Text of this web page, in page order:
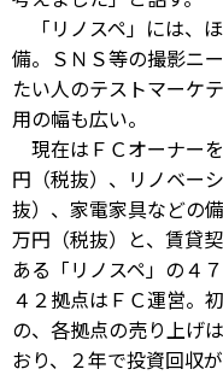
「リノスペ」には、
備。ＳＮＳ等の撮影ニ
たい人のテストマーケ
用の幅も広い。
現在はＦＣオーナー
円（税抜）、リノベー
抜）、家電家具などの
万円（税抜）と、賃貸
ある「リノスペ」の４
４２拠点はＦＣ運営。
の、各拠点の売り上げ
おり、２年で投資回収